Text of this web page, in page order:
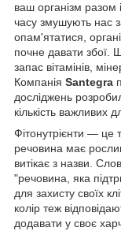
ваш організм разом
часу змушують нас
опам'ятатися,
почне давати збої.
запас вітамінів,
Компанія Santegra
досліджень
кількість важливих
Фітонутрієнти — це
речовина має
витікає з назви.
"речовина, яка
для захисту своїх
колір теж
додавати у своє